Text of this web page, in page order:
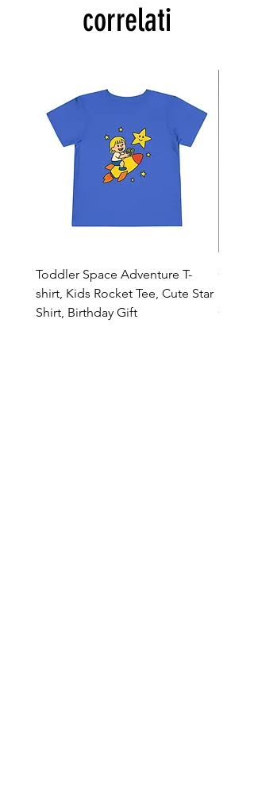
correlati
Toddler Space Adventure T-
shirt, Kids Rocket Tee, Cute Star
Shirt, Birthday Gift